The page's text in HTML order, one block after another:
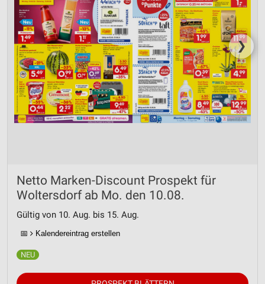
❯
Netto Marken-Discount Prospekt für
Woltersdorf ab Mo. den 10.08.
Gültig von 10. Aug. bis 15. Aug.
📅 Kalendereintrag erstellen